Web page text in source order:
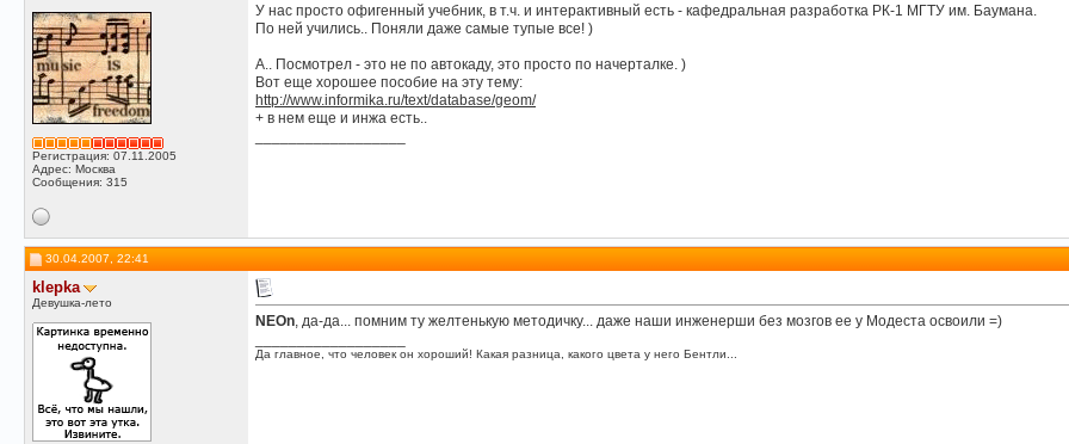
Регистрация: 07.11.2005
Адрес: Москва
Сообщения: 315
У нас просто офигенный учебник, в т.ч. и интерактивный есть - кафедральная разработка РК-1 МГТУ им. Баумана.
По ней учились.. Поняли даже самые тупые все! )
А.. Посмотрел - это не по автокаду, это просто по начерталке. )
Вот еще хорошее пособие на эту тему:
http://www.informika.ru/text/database/geom/
+ в нем еще и инжа есть..
30.04.2007, 22:41
klepka
Девушка-лето
NEOn, да-да... помним ту желтенькую методичку... даже наши инженерши без мозгов ее у Модеста освоили =)
Да главное, что человек он хороший! Какая разница, какого цвета у него Бентли...